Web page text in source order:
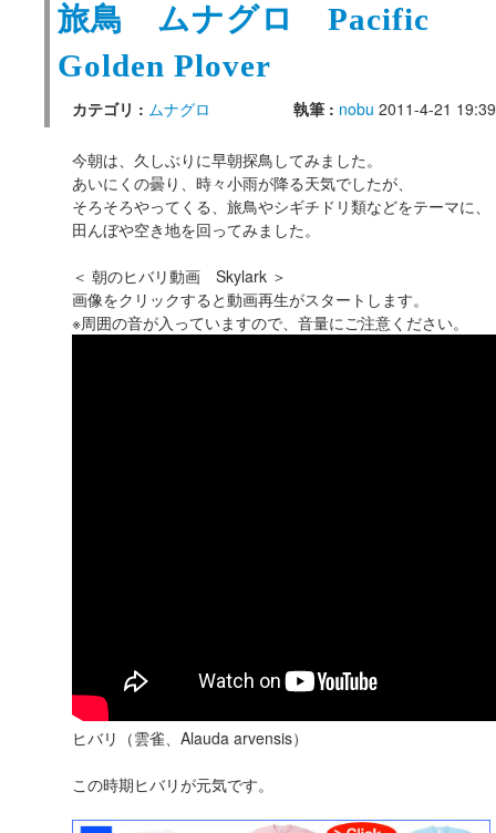
旅鳥 ムナグロ Pacific
Golden Plover
カテゴリ : ムナグロ 執筆 : nobu 2011-4-21 19:39
今朝は、久しぶりに早朝探鳥してみました。
あいにくの曇り、時々小雨が降る天気でしたが、
そろそろやってくる、旅鳥やシギチドリ類などをテーマに、
田んぼや空き地を回ってみました。
＜ 朝のヒバリ動画 Skylark ＞
画像をクリックすると動画再生がスタートします。
※周囲の音が入っていますので、音量にご注意ください。
ヒバリ（雲雀、Alauda arvensis）
この時期ヒバリが元気です。